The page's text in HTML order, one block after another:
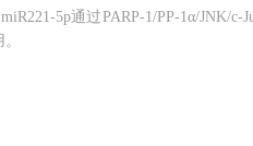
5p通过PARP-1/PP-1α/JNK/